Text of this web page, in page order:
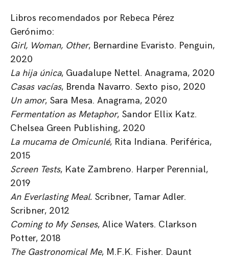
Libros recomendados por Rebeca Pérez
Gerónimo:
Girl, Woman, Other, Bernardine Evaristo. Penguin,
2020
La hija única, Guadalupe Nettel. Anagrama, 2020
Casas vacías, Brenda Navarro. Sexto piso, 2020
Un amor, Sara Mesa. Anagrama, 2020
Fermentation as Metaphor, Sandor Ellix Katz.
Chelsea Green Publishing, 2020
La mucama de Omicunlé, Rita Indiana. Periférica,
2015
Screen Tests, Kate Zambreno. Harper Perennial,
2019
An Everlasting Meal. Scribner, Tamar Adler.
Scribner, 2012
Coming to My Senses, Alice Waters. Clarkson
Potter, 2018
The Gastronomical Me, M.F.K. Fisher. Daunt